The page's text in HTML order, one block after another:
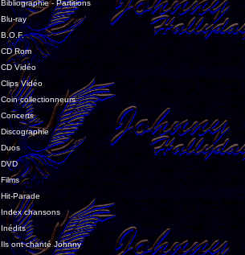
Bibliographie - Partitions
Blu-ray
B.O.F.
CD Rom
CD Vidéo
Clips Vidéo
Coin collectionneurs
Concerts
Discographie
Duos
DVD
Films
Hit-Parade
Index chansons
Inédits
Ils ont chanté Johnny